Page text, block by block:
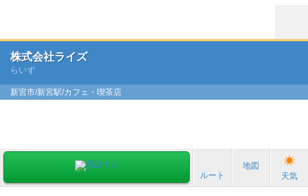
株式会社ライズ
らいず
新宮市/新宮駅/カフェ・喫茶店
ルート
地図
天気